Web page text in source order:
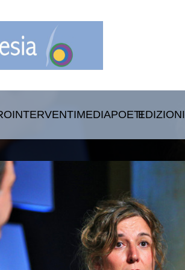
INTERVENTIMEDIAPOETIEDIZIONI